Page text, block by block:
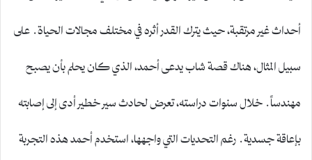
أحداث غير مرتقبة، حيث يترك القدر أثره في مختلف مجالات الحياة. على
سبيل المثال، هناك قصة شاب يدعى أحمد، الذي كان يحلم بأن يصبح
مهندساً. خلال سنوات دراسته، تعرض لحادث سير خطير أدى إلى إصابته
بإعاقة جسدية. رغم التحديات التي واجهها، استخدم أحمد هذه التجربة